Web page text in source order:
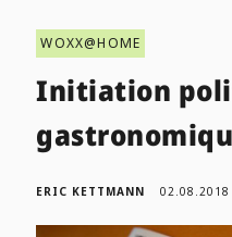
WOXX@HOME
Initiation
ERIC KETTMANN 02.08.2018